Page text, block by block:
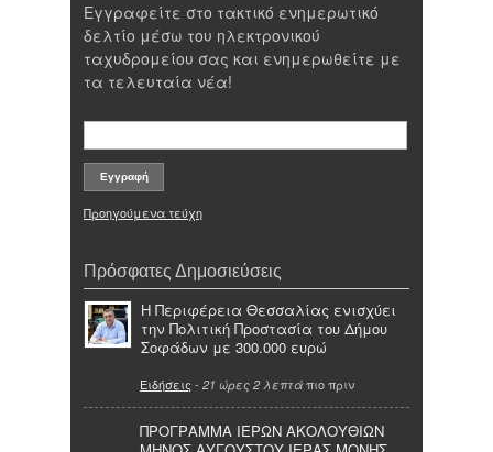
Εγγραφείτε στο τακτικό ενημερωτικό
δελτίο μέσω του ηλεκτρονικού
ταχυδρομείου σας και ενημερωθείτε με
τα τελευταία νέα!
Προηγούμενα τεύχη
Πρόσφατες Δημοσιεύσεις
Η Περιφέρεια Θεσσαλίας ενισχύει
την Πολιτική Προστασία του Δήμου
Σοφάδων με 300.000 ευρώ
Ειδήσεις - 21 ώρες 2 λεπτά πιο πριν
ΠΡΟΓΡΑΜΜΑ ΙΕΡΩΝ ΑΚΟΛΟΥΘΙΩΝ